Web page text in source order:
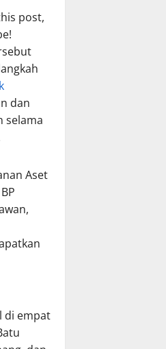
post,
dan
selama
Aset
di empat